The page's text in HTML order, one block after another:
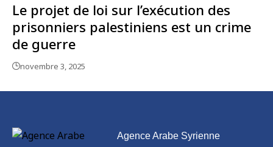
Le projet de loi sur l’exécution des
prisonniers palestiniens est un crime
de guerre
novembre 3, 2025
Agence Arabe Syrienne